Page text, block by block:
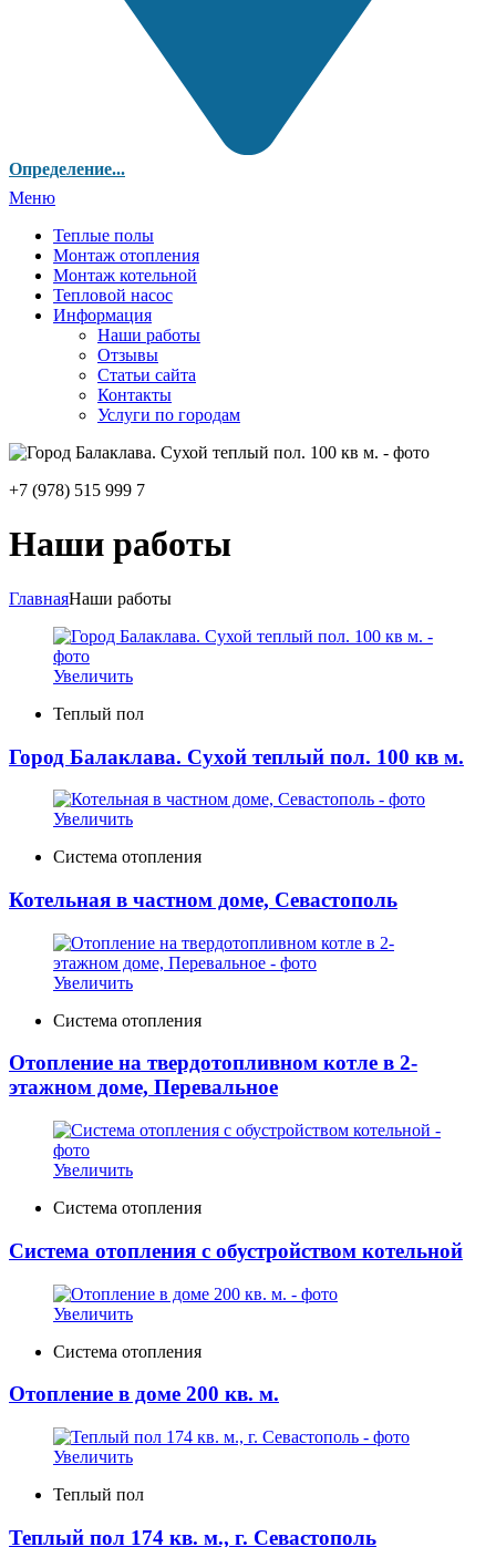
Определение...
Меню
Теплые полы
Монтаж отопления
Монтаж котельной
Тепловой насос
Информация
Наши работы
Отзывы
Статьи сайта
Контакты
Услуги по городам
+7 (978) 515 999 7
Наши работы
ГлавнаяНаши работы
Увеличить
Теплый пол
Город Балаклава. Сухой теплый пол. 100 кв м.
Увеличить
Система отопления
Котельная в частном доме, Севастополь
Увеличить
Система отопления
Отопление на твердотопливном котле в 2-
этажном доме, Перевальное
Увеличить
Система отопления
Система отопления с обустройством котельной
Увеличить
Система отопления
Отопление в доме 200 кв. м.
Увеличить
Теплый пол
Теплый пол 174 кв. м., г. Севастополь